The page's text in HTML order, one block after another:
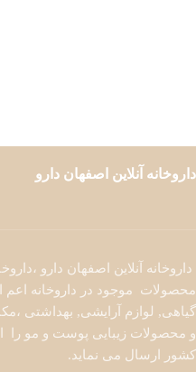
داروخانه آنلاین اصفهان دارو
داروخانه آنلاین اصفهان دارو
محصولات موجود در داروخانه اعم
گیاهی, لوازم آرایشی, بهداشتی
و محصولات زیبایی پوست و مو را
کشور ارسال می نماید.